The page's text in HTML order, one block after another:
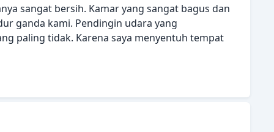
sangat bersih. Kamar yang sangat bagus dan
ganda kami. Pendingin udara yang
paling tidak. Karena saya menyentuh tempat